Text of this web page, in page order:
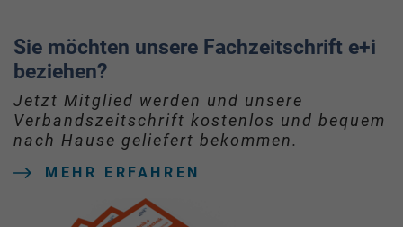
Sie möchten unsere Fachzeitschrift e+i
beziehen?
Jetzt Mitglied werden und unsere
Verbandszeitschrift kostenlos und bequem
nach Hause geliefert bekommen.
MEHR ERFAHREN